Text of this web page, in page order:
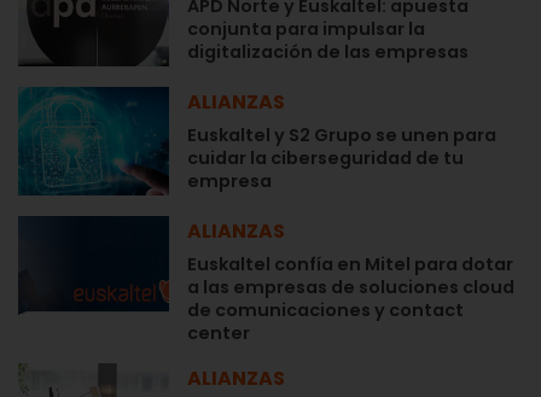
APD Norte y Euskaltel: apuesta
conjunta para impulsar la
digitalización de las empresas
ALIANZAS
Euskaltel y S2 Grupo se unen para
cuidar la ciberseguridad de tu
empresa
ALIANZAS
Euskaltel confía en Mitel para dotar
a las empresas de soluciones cloud
de comunicaciones y contact
center
ALIANZAS